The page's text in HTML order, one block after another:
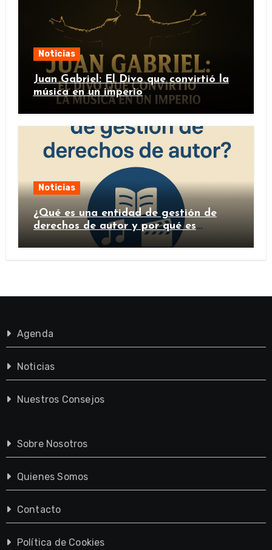
Noticias
Juan Gabriel: El Divo que convirtió la
música en un imperio
Noticias
¿Qué es una entidad de gestión de
derechos de autor y por qué es
importante?
Agenda
Noticias
Nuestros Consejos
Sobre Nosotros
Quienes Somos
Contacto
Política de Cookies